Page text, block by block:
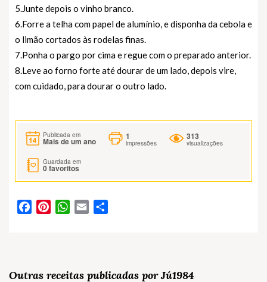
5.Junte depois o vinho branco.
6.Forre a telha com papel de alumínio, e disponha da cebola e
o limão cortados às rodelas finas.
7.Ponha o pargo por cima e regue com o preparado anterior.
8.Leve ao forno forte até dourar de um lado, depois vire,
com cuidado, para dourar o outro lado.
Publicada em
Mais de um ano
1
impressões
313
visualizações
Guardada em
0favoritos
FacebookPinterestWhatsApp
Email
Outras receitas publicadas por Jú1984